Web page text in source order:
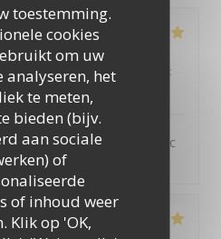
toestemming.
cookies
om uw
analyseren, het
te meten,
bieden (bijv.
aan sociale
of
of inhoud weer
Klik op 'OK,
/5 Keuken: 5/5 Kwaliteit / Prijs
:
accueil. Plats originaux avec